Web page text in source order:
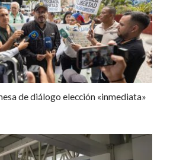
de diálogo elección «inmediata»